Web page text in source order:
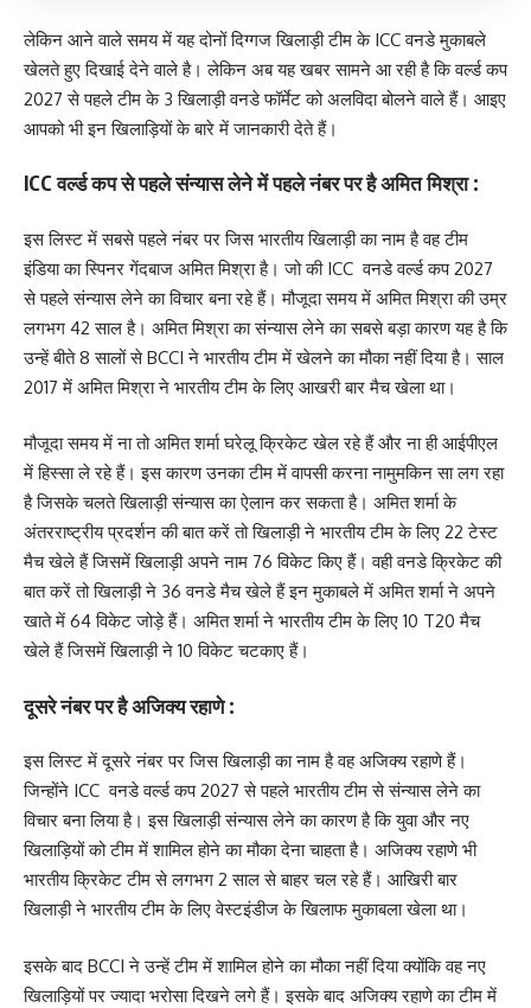
लेकिन आने वाले समय में यह दोनों दिग्गज खिलाड़ी टीम के ICC वनडे मुकाबले
खेलते हुए दिखाई देने वाले है। लेकिन अब यह खबर सामने आ रही है कि वर्ल्ड कप
2027 से पहले टीम के 3 खिलाड़ी वनडे फॉर्मेट को अलविदा बोलने वाले हैं। आइए
आपको भी इन खिलाड़ियों के बारे में जानकारी देते हैं।
ICC वर्ल्ड कप से पहले संन्यास लेने में पहले नंबर पर है अमित मिश्रा :
इस लिस्ट में सबसे पहले नंबर पर जिस भारतीय खिलाड़ी का नाम है वह टीम
इंडिया का स्पिनर गेंदबाज अमित मिश्रा है। जो की ICC वनडे वर्ल्ड कप 2027
से पहले संन्यास लेने का विचार बना रहे हैं। मौजूदा समय में अमित मिश्रा की उम्र
लगभग 42 साल है। अमित मिश्रा का संन्यास लेने का सबसे बड़ा कारण यह है कि
उन्हें बीते 8 सालों से BCCI ने भारतीय टीम में खेलने का मौका नहीं दिया है। साल
2017 में अमित मिश्रा ने भारतीय टीम के लिए आखरी बार मैच खेला था।
मौजूदा समय में ना तो अमित शर्मा घरेलू क्रिकेट खेल रहे हैं और ना ही आईपीएल
में हिस्सा ले रहे हैं। इस कारण उनका टीम में वापसी करना नामुमकिन सा लग रहा
है जिसके चलते खिलाड़ी संन्यास का ऐलान कर सकता है। अमित शर्मा के
अंतरराष्ट्रीय प्रदर्शन की बात करें तो खिलाड़ी ने भारतीय टीम के लिए 22 टेस्ट
मैच खेले हैं जिसमें खिलाड़ी अपने नाम 76 विकेट किए हैं। वही वनडे क्रिकेट की
बात करें तो खिलाड़ी ने 36 वनडे मैच खेले हैं इन मुकाबले में अमित शर्मा ने अपने
खाते में 64 विकेट जोड़े हैं। अमित शर्मा ने भारतीय टीम के लिए 10 T20 मैच
खेले हैं जिसमें खिलाड़ी ने 10 विकेट चटकाए हैं।
दूसरे नंबर पर है अजिक्य रहाणे :
इस लिस्ट में दूसरे नंबर पर जिस खिलाड़ी का नाम है वह अजिक्य रहाणे हैं।
जिन्होंने ICC वनडे वर्ल्ड कप 2027 से पहले भारतीय टीम से संन्यास लेने का
विचार बना लिया है। इस खिलाड़ी संन्यास लेने का कारण है कि युवा और नए
खिलाड़ियों को टीम में शामिल होने का मौका देना चाहता है। अजिक्य रहाणे भी
भारतीय क्रिकेट टीम से लगभग 2 साल से बाहर चल रहे हैं। आखिरी बार
खिलाड़ी ने भारतीय टीम के लिए वेस्टइंडीज के खिलाफ मुकाबला खेला था।
इसके बाद BCCI ने उन्हें टीम में शामिल होने का मौका नहीं दिया क्योंकि वह नए
खिलाड़ियों पर ज्यादा भरोसा दिखने लगे हैं। इसके बाद अजिक्य रहाणे का टीम में